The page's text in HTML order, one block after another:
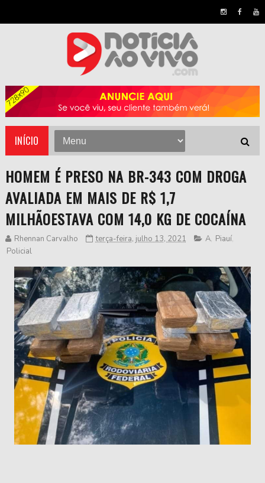
INÍCIO
HOMEM É PRESO NA BR-343 COM DROGA
AVALIADA EM MAIS DE R$ 1,7
MILHÃOESTAVA COM 14,0 KG DE COCAÍNA
Rhennan Carvalho terça-feira, julho 13, 2021 A, Piauí,
Policial